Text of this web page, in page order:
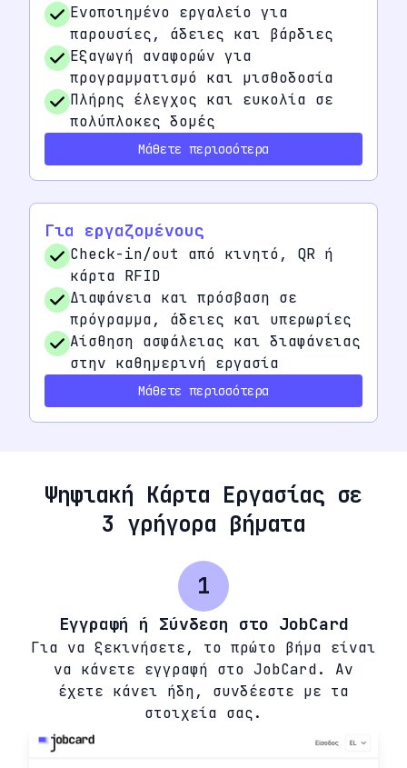
Ενοποιημένο εργαλείο για
παρουσίες, άδειες και βάρδιες
Εξαγωγή αναφορών για
προγραμματισμό και μισθοδοσία
Πλήρης έλεγχος και ευκολία σε
πολύπλοκες δομές
Μάθετε περισσότερα
Για εργαζομένους
Check-in/out από κινητό, QR ή
κάρτα RFID
Διαφάνεια και πρόσβαση σε
πρόγραμμα, άδειες και υπερωρίες
Αίσθηση ασφάλειας και διαφάνειας
στην καθημερινή εργασία
Μάθετε περισσότερα
Ψηφιακή Κάρτα Εργασίας σε
3 γρήγορα βήματα
1
Εγγραφή ή Σύνδεση στο JobCard
Για να ξεκινήσετε, το πρώτο βήμα είναι
να κάνετε εγγραφή στο JobCard. Αν
έχετε κάνει ήδη, συνδέεστε με τα
στοιχεία σας.